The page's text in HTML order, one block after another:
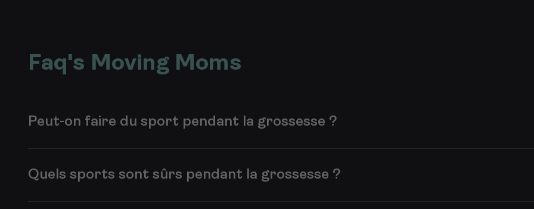
Faq's Moving Moms
Peut-on faire du sport pendant la grossesse ?
certains maux liés à la grossesse et prépare le corps à l’accouchement. Il est toutefois important d’écouter son
cas de doute.
Quels sports sont sûrs pendant la grossesse ?